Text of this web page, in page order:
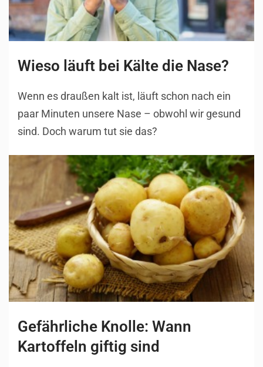
Wieso läuft bei Kälte die Nase?
Wenn es draußen kalt ist, läuft schon nach ein
paar Minuten unsere Nase – obwohl wir gesund
sind. Doch warum tut sie das?
Gefährliche Knolle: Wann
Kartoffeln giftig sind